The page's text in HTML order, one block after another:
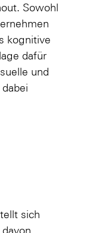
Sowohl
kognitive
dafür
und
sich